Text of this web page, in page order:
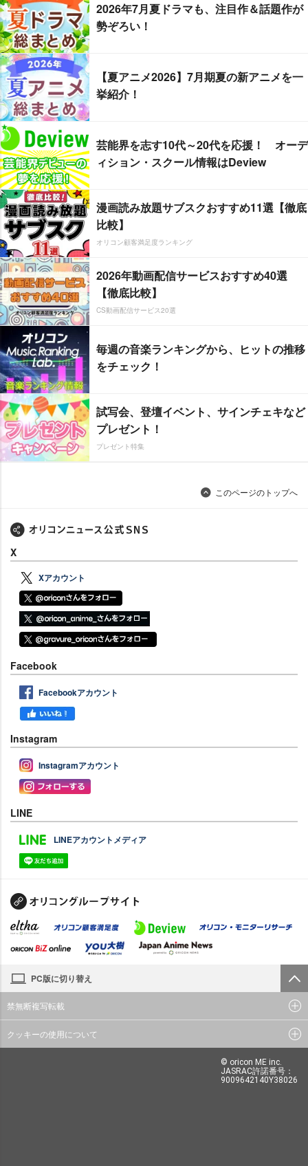
2026年7月夏ドラマも、注目作＆話題作が
勢ぞろい！
【夏アニメ2026】7月期夏の新アニメを一
挙紹介！
芸能界を志す10代～20代を応援！ オーデ
ィション・スクール情報はDeview
漫画読み放題サブスクおすすめ11選【徹底
比較】
オリコン顧客満足度ランキング
2026年動画配信サービスおすすめ40選
【徹底比較】
CS動画配信サービス20選
毎週の音楽ランキングから、ヒットの推移
をチェック！
試写会、登壇イベント、サインチェキなど
プレゼント！
プレゼント特集
このページのトップへ
X
Xアカウント
Facebook
Facebookアカウント
Instagram
Instagramアカウント
LINE
LINEアカウントメディア
PC版に切り替え
禁無断複写転載
クッキーの使用について
© oricon ME inc.
JASRAC許諾番号：
9009642140Y38026